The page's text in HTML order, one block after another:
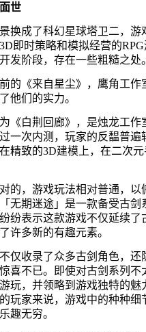
世
换成了科幻星球塔卫二，游
即时策略和模拟经营的
发阶段，存在一些粗糙之处。
的《来自星尘》，鹰角工作
他们的实力。
《白荆回廊》，是烛龙工作
一次内测，玩家的反馧普遍
精致的3D建模上，在二次
的，游戏玩法相对普通，以
无期迷途」是一款备受古剑
纷表示这款游戏不仅延续了
许多新的有趣元素。
仅收录了众多古剑角色，还
喜不已。即使对古剑系列不
玩，并领略到游戏独特的魅
玩家来说，游戏中的种种细
趣无穷。